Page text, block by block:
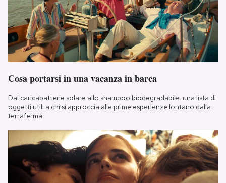
Cosa portarsi in una vacanza in barca
Dal caricabatterie solare allo shampoo biodegradabile: una lista di
oggetti utili a chi si approccia alle prime esperienze lontano dalla
terraferma